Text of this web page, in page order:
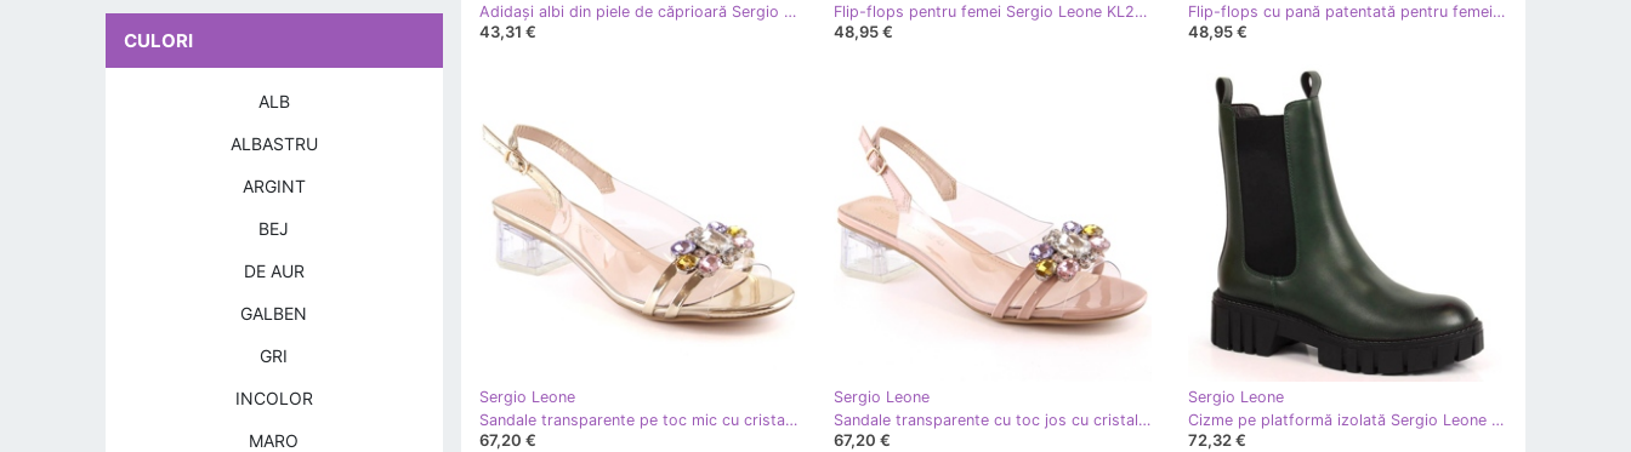
Adidași albi din piele de căprioară Sergio Leone
43,31 €
Flip-flops pentru femei Sergio Leone KL213 bej
48,95 €
Flip-flops cu pană patentată pentru femei Sergio Leone KL213 negru
48,95 €
Sergio Leone
Sandale transparente pe toc mic cu cristale aurii Sergio Leone SK047 de aur
67,20 €
Sergio Leone
Sandale transparente cu toc jos cu cristale bej Sergio Leone SK047
67,20 €
Sergio Leone
Cizme pe platformă izolată Sergio Leone W SK393 verde
72,32 €
CULORI
ALB
ALBASTRU
ARGINT
BEJ
DE AUR
GALBEN
GRI
INCOLOR
MARO